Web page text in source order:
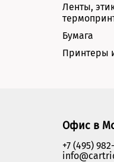
Ленты,
Бумага
Принтеры
Офис в
+7 (495)